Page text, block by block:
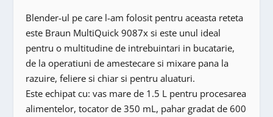
Blender-ul pe care l-am folosit pentru aceasta reteta
este Braun MultiQuick 9087x si este unul ideal
pentru o multitudine de intrebuintari in bucatarie,
de la operatiuni de amestecare si mixare pana la
razuire, feliere si chiar si pentru aluaturi.
Este echipat cu: vas mare de 1.5 L pentru procesarea
alimentelor, tocator de 350 mL, pahar gradat de 600